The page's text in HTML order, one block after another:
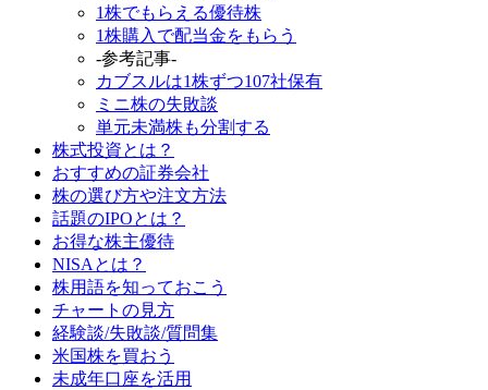
1株でもらえる優待株
1株購入で配当金をもらう
-参考記事-
カブスルは1株ずつ107社保有
ミニ株の失敗談
単元未満株も分割する
株式投資とは？
おすすめの証券会社
株の選び方や注文方法
話題のIPOとは？
お得な株主優待
NISAとは？
株用語を知っておこう
チャートの見方
経験談/失敗談/質問集
米国株を買おう
未成年口座を活用